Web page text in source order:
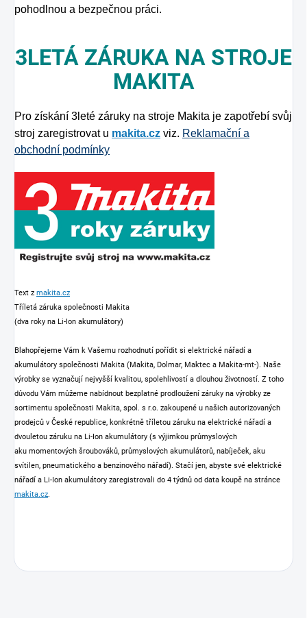
pohodlnou a bezpečnou práci.
3LETÁ ZÁRUKA NA STROJE
MAKITA
Pro získání 3leté záruky na stroje Makita je zapotřebí svůj
stroj zaregistrovat u makita.cz viz. Reklamační a
obchodní podmínky
Text z makita.cz
Tříletá záruka společnosti Makita
(dva roky na Li-Ion akumulátory)
Blahopřejeme Vám k Vašemu rozhodnutí pořídit si elektrické nářadí a
akumulátory společnosti Makita (Makita, Dolmar, Maktec a Makita-mt-). Naše
výrobky se vyznačují nejvyšší kvalitou, spolehlivostí a dlouhou životností. Z toho
důvodu Vám můžeme nabídnout bezplatné prodloužení záruky na výrobky ze
sortimentu společnosti Makita, spol. s r.o. zakoupené u našich autorizovaných
prodejců v České republice, konkrétně tříletou záruku na elektrické nářadí a
dvouletou záruku na Li-Ion akumulátory (s výjimkou průmyslových
aku momentových šroubováků, průmyslových akumulátorů, nabíječek, aku
svítilen, pneumatického a benzinového nářadí). Stačí jen, abyste své elektrické
nářadí a Li-Ion akumulátory zaregistrovali do 4 týdnů od data koupě na stránce
makita.cz.